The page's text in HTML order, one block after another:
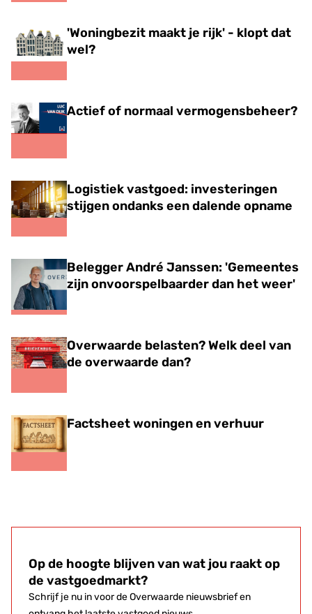
'Woningbezit maakt je rijk' - klopt dat
wel?
Actief of normaal vermogensbeheer?
Logistiek vastgoed: investeringen
stijgen ondanks een dalende opname
Belegger André Janssen: 'Gemeentes
zijn onvoorspelbaarder dan het weer'
Overwaarde belasten? Welk deel van
de overwaarde dan?
Factsheet woningen en verhuur
Op de hoogte blijven van wat jou raakt op
de vastgoedmarkt?
Schrijf je nu in voor de Overwaarde nieuwsbrief en